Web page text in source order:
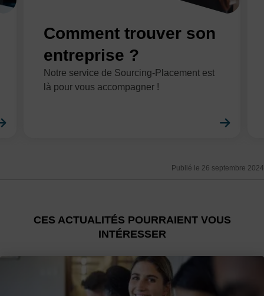
Comment trouver son
entreprise ?
Notre service de Sourcing-Placement est
là pour vous accompagner !
Publié le 26 septembre 2024
CES ACTUALITÉS POURRAIENT VOUS
INTÉRESSER